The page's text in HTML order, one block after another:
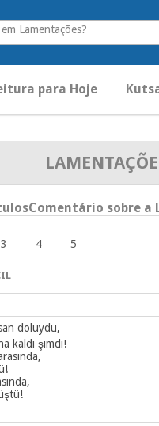
Lamentações?
para Hoje
Comentário sobre a
3 4 5
doluydu,
kaldı şimdi!